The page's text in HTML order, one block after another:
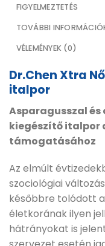
FIGYELMEZTETÉS
TOVÁBBI
VÉLEMÉNYEK (0)
Dr.Chen Xtra
italpor
Asparagusszal
kiegészítő italpor
támogatásához
Az elmúlt
szociológiai
későbbre tolódott
életkorának ilyen
hátrányokat is